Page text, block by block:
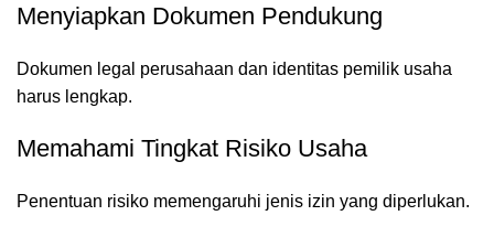
Menyiapkan Dokumen Pendukung
Dokumen legal perusahaan dan identitas pemilik usaha
harus lengkap.
Memahami Tingkat Risiko Usaha
Penentuan risiko memengaruhi jenis izin yang diperlukan.